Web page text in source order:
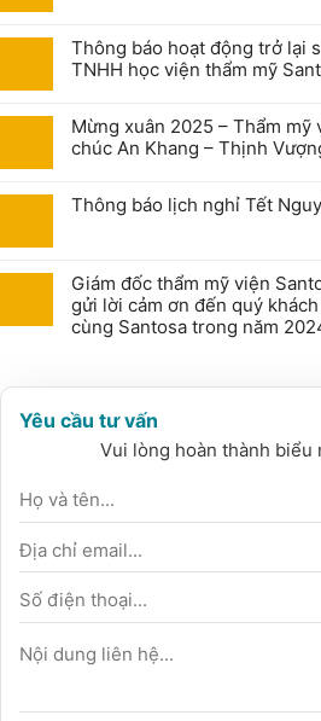
Thông báo hoạt động trở lại
TNHH học viện thẩm mỹ
Mừng xuân 2025 – Thẩm mỹ
chúc An Khang – Thịnh
Thông báo lịch nghỉ Tết
Giám đốc thẩm mỹ viện
gửi lời cảm ơn đến quý
cùng Santosa trong năm
Yêu cầu tư vấn
Vui lòng hoàn thành biểu